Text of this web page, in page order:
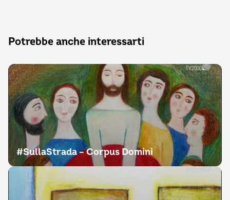
Potrebbe anche interessarti
#SullaStrada – Corpus Domini